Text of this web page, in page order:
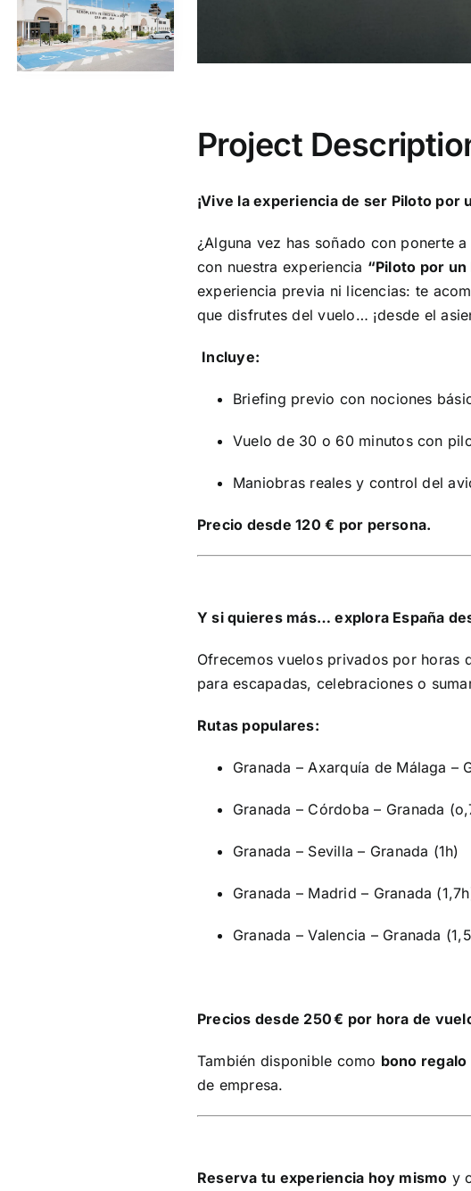
Project
¡Vive la experiencia de ser Piloto por
¿Alguna vez has soñado con ponerte
con nuestra experiencia “Piloto por un
experiencia previa ni licencias: te
que disfrutes del vuelo… ¡desde el
Incluye:
Briefing previo con nociones
Vuelo de 30 o 60 minutos con
Maniobras reales y control del
Precio desde 120 € por persona.
Y si quieres más… explora España
Ofrecemos vuelos privados por horas
para escapadas, celebraciones o
Rutas populares:
Granada – Axarquía de Málaga –
Granada – Córdoba – Granada
Granada – Sevilla – Granada (1h)
Granada – Madrid – Granada
Granada – Valencia – Granada
Precios desde 250 € por hora de
También disponible como bono
de empresa.
Reserva tu experiencia hoy mismo y